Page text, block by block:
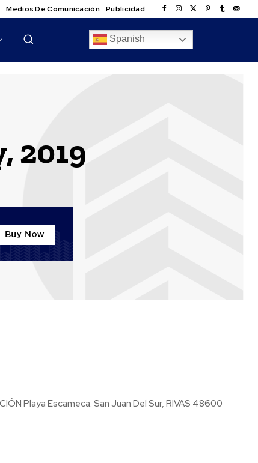
Medios De Comunicación Publicidad
2019
Spanish